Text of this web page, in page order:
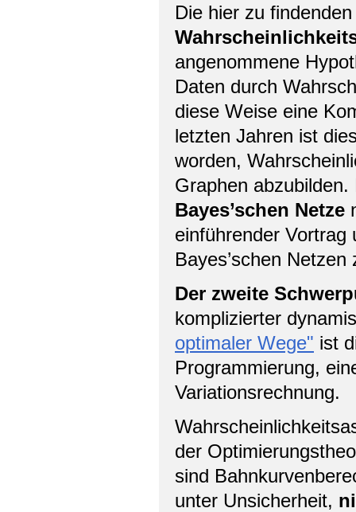
Die hier zu
angenommene
Daten durch
diese Weise eine
letzten Jahren ist
worden,
Graphen
Bayes’schen Netze
einführender Vortrag
Bayes’schen
Der zweite
komplizierter
optimaler Wege" ist
Programmierung,
Variationsrechnung.
der
sind
unter Unsicherheit,